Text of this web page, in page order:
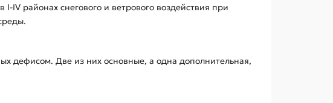
IV районах снегового и ветрового воздействия при
дефисом. Две из них основные, а одна дополнительная,